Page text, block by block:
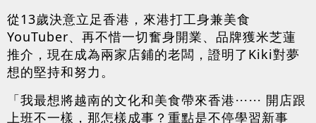
從13歲決意立足香港，來港打工身兼美食
YouTuber、再不惜一切奮身開業、品牌獲米芝蓮
推介，現在成為兩家店鋪的老闆，證明了Kiki對夢
想的堅持和努力。
「我最想將越南的文化和美食帶來香港⋯⋯ 開店跟
上班不一樣，那怎樣成事？重點是不停學習新事